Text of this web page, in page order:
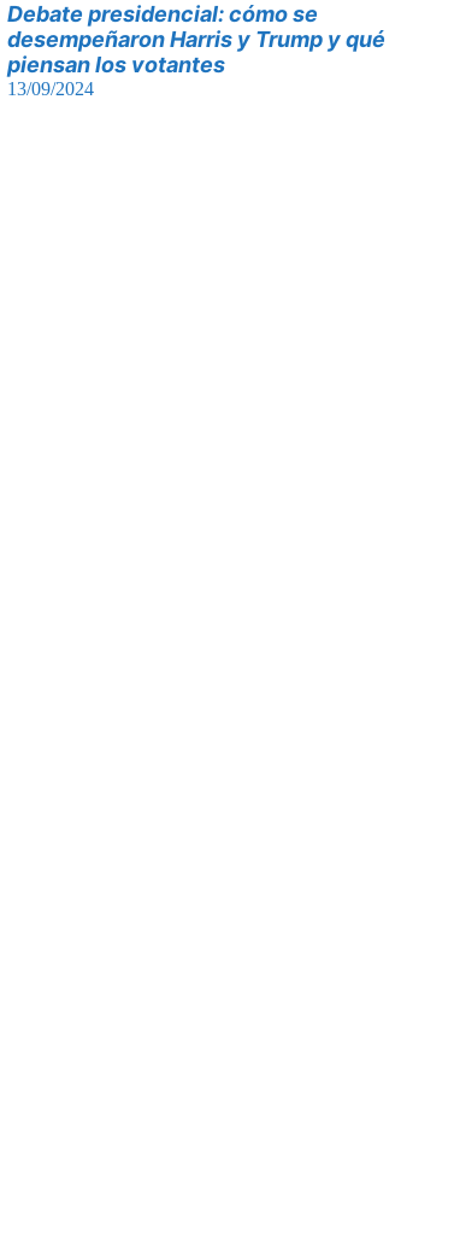
Debate presidencial: cómo se
desempeñaron Harris y Trump y qué
piensan los votantes
13/09/2024